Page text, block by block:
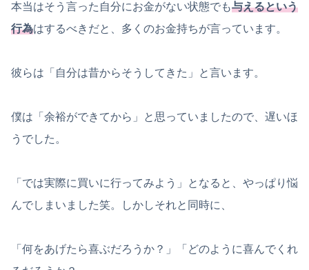
本当はそう言った自分にお金がない状態でも与えるという
行為はするべきだと、多くのお金持ちが言っています。
彼らは「自分は昔からそうしてきた」と言います。
僕は「余裕ができてから」と思っていましたので、遅いほ
うでした。
「では実際に買いに行ってみよう」となると、やっぱり悩
んでしまいました笑。しかしそれと同時に、
「何をあげたら喜ぶだろうか？」「どのように喜んでくれ